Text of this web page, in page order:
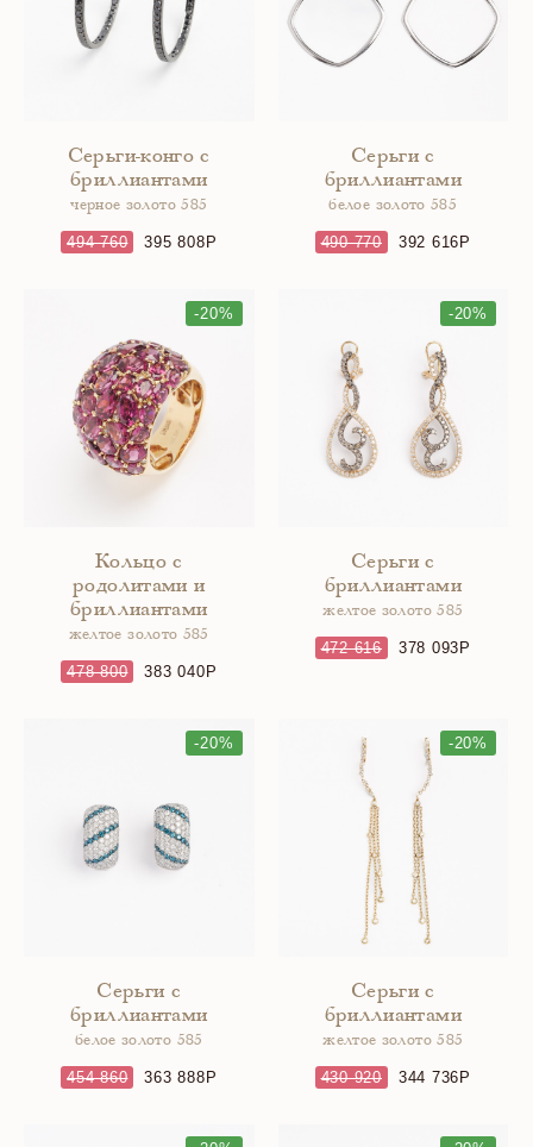
Серьги-конго с
бриллиантами
черное золото 585
494 760 395 808
Серьги с
бриллиантами
белое золото 585
490 770 392 616
-20%
Кольцо с
родолитами и
бриллиантами
желтое золото 585
478 800 383 040
-20%
Серьги с
бриллиантами
желтое золото 585
472 616 378 093
-20%
Серьги с
бриллиантами
белое золото 585
454 860 363 888
-20%
Серьги с
бриллиантами
желтое золото 585
430 920 344 736